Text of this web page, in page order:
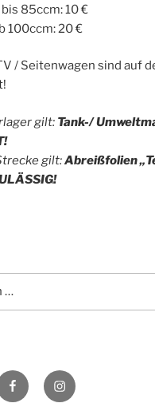
bis 85ccm: 10 €
100ccm: 20 €
/ Seitenwagen sind auf
gilt: Tank-/
gilt:Abreißfolien
FacebookInstagram